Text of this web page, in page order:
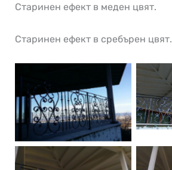
Старинен ефект в меден цвят.
Старинен ефект в сребърен цвят.